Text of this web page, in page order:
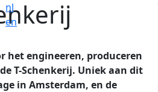
nl
en
het engineeren, produceren
T-Schenkerij. Uniek aan dit
in Amsterdam, en de